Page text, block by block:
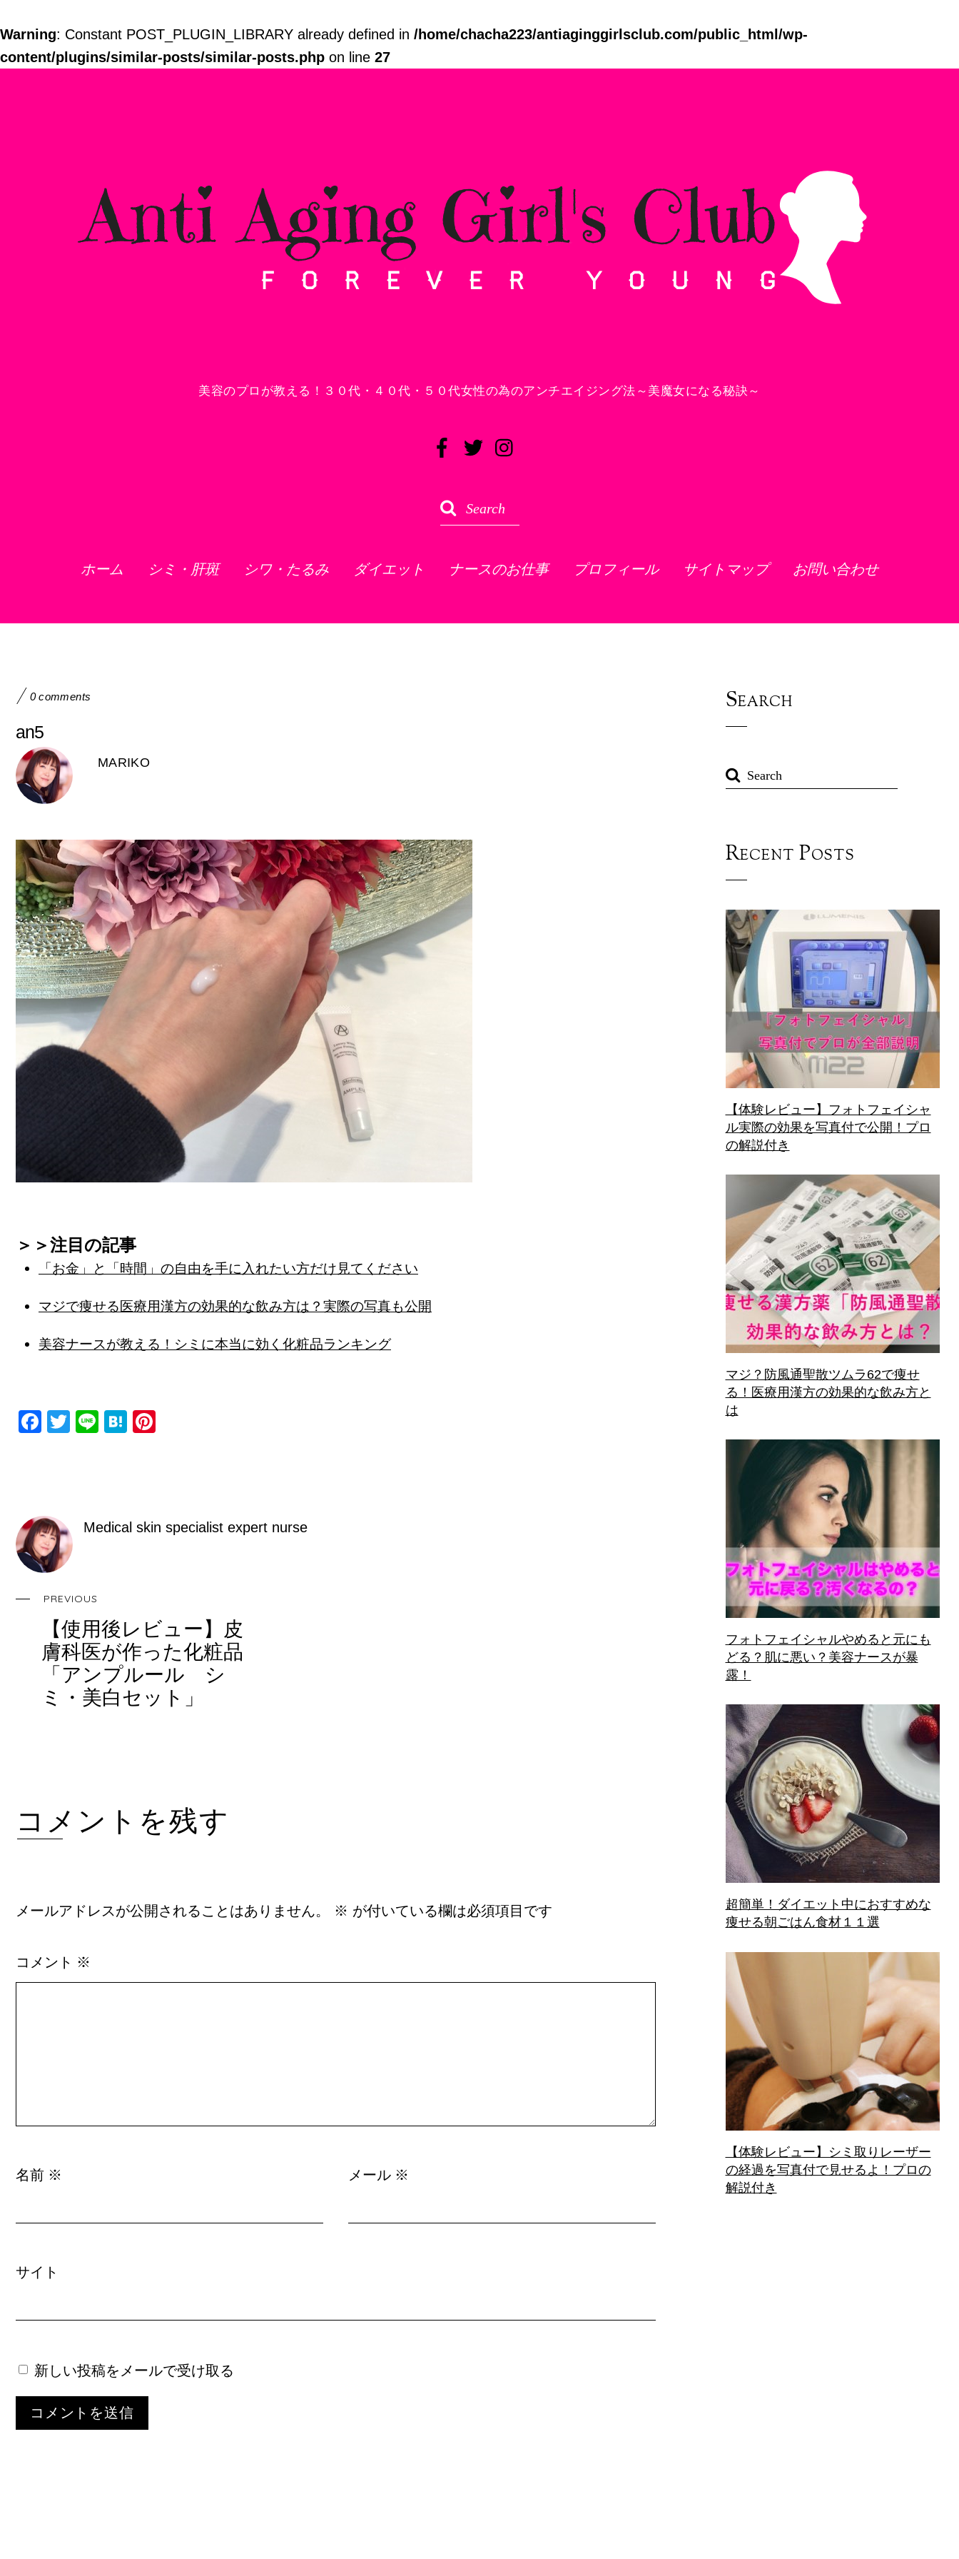
Warning: Constant POST_PLUGIN_LIBRARY already defined in /home/chacha223/antiaginggirlsclub.com/public_html/wp-
content/plugins/similar-posts/similar-posts.php on line 27
美容のプロが教える！３０代・４０代・５０代女性の為のアンチエイジング法～美魔女になる秘訣～
ホーム シミ・肝斑 シワ・たるみ ダイエット ナースのお仕事 プロフィール サイトマップ お問い合わせ
0 comments
an5
MARIKO
＞＞注目の記事
「お金」と「時間」の自由を手に入れたい方だけ見てください
マジで痩せる医療用漢方の効果的な飲み方は？実際の写真も公開
美容ナースが教える！シミに本当に効く化粧品ランキング
F
b
o
o
k
T
Li
H
Medical skin specialist expert nurse
PREVIOUS
【使用後レビュー】皮
膚科医が作った化粧品
「アンプルール シ
ミ・美白セット」
コメントを残す
メールアドレスが公開されることはありません。 ※ が付いている欄は必須項目です
コメント ※
名前 ※ メール ※
サイト
新しい投稿をメールで受け取る
Search
Recent Posts
【体験レビュー】フォトフェイシャ
ル実際の効果を写真付で公開！プロ
の解説付き
マジ？防風通聖散ツムラ62で痩せ
る！医療用漢方の効果的な飲み方と
は
フォトフェイシャルやめると元にも
どる？肌に悪い？美容ナースが暴
露！
超簡単！ダイエット中におすすめな
痩せる朝ごはん食材１１選
【体験レビュー】シミ取りレーザー
の経過を写真付で見せるよ！プロの
解説付き